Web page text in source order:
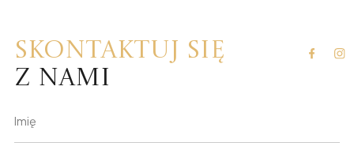
Skontaktuj się
z nami